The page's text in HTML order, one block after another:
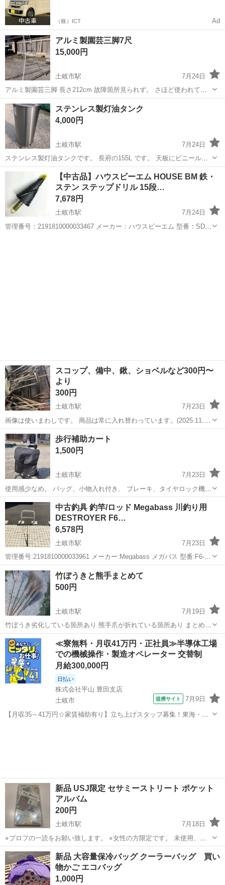
（株）ICT Ad
アルミ製園芸三脚7尺
15,000円
土岐市駅
7月24日
アルミ製園芸三脚 長さ212cm 故障箇所見られず。 さほど使われてい
ないようです。 配達可能、10km1500円
岐阜 土岐市 掃除用具
ステンレス製灯油タンク
4,000円
土岐市駅
7月24日
ステンレス製灯油タンクです。 長府の155L です。 天板にビニールコ
ーティング？がしてあり、これが劣化、垂れた錆汁で変色していま
す。 本体はステンレスなのでサビは見られません。 下の方に排出バル
ブ、底面にドレンがあ...
岐阜 土岐市駅 その他 ステンレス製
【中古品】ハウスビーエム HOUSE BM 鉄・
ステン ステップドリル 15段…
7,678円
土岐市駅
7月24日
管理番号：2191810000033467 メーカー：ハウスビーエム 型番：SD6-
スコップ、備中、鍬、ショベルなど300円〜
より
300円
土岐市駅
7月23日
画像は使いまわしです。 商品は常に入れ替わっています。(2025.11.25
撮影) ※在庫に関するお問い合わせには返信いたしません。 日時ご予
約の上倉庫までお越しください。 角スコップ（柄が木製）30...
岐阜 土岐市 土岐市駅 掃除用具
歩行補助カート
1,500円
土岐市駅
7月23日
使用感少なめ。 バッグ、小物入れ付き、 ブレーキ、タイヤロック機構
があります。
岐阜 土岐市 土岐市駅 その他
中古釣具 釣竿/ロッド Megabass 川釣り用
DESTROYER F6…
6,578円
土岐市駅
7月23日
管理番号:2191810000033961 メーカー:Megabass メガバス 型番:F6-
69X 全長:2050mm 川釣り用 状態:USED B 現状お持ち帰り価格となり
ます。 お...
岐阜 土岐市 土岐市駅 生活雑貨
竹ぼうきと熊手まとめて
500円
土岐市駅
7月19日
竹ぼうき劣化している箇所あり 熊手爪が折れている箇所あり まとめて
どうぞ。
岐阜 土岐市 土岐市駅 掃除用具
≪寮無料・月収41万円・正社員≫半導体工場
での機械操作・製造オペレーター 交替制
月給300,000円
日払い
株式会社平山 豊田支店
土岐市
提携サイト 7月9日
【月収35～41万円☆家賃補助有り】立ち上げスタッフ募集！東海・関
新品 USJ限定 セサミーストリート ポケット
アルバム
200円
土岐市駅
7月18日
⭐︎プロフの一読をお願い致します。 ⭐︎女性の方限定です。 未使用、未
開封です。 2冊入です。
岐阜 土岐市 土岐市駅 アルバム 新品
新品 大容量保冷バッグ クーラーバッグ 買い
物かご エコバッグ
1,000円